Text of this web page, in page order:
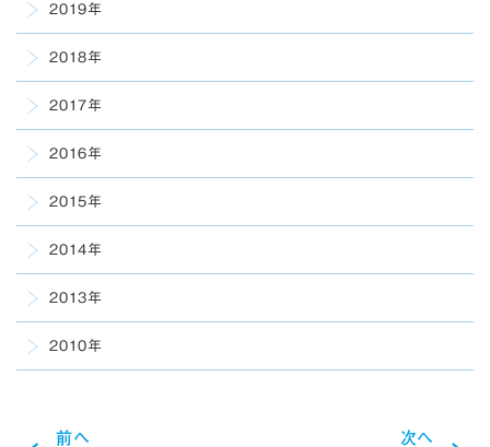
2019年
2018年
2017年
2016年
2015年
2014年
2013年
2010年
前へ 次へ